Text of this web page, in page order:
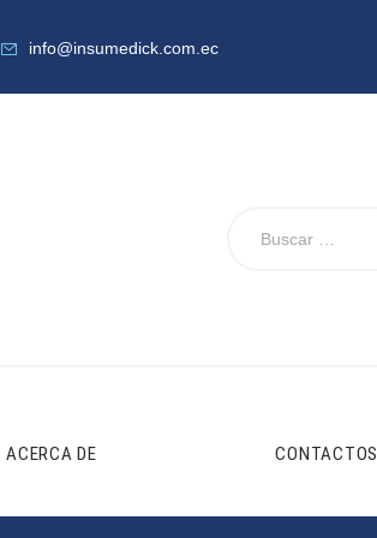
info@insumedick.com.ec
ACERCA DE CONTACTOS